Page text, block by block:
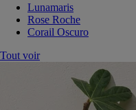
Lunamaris
Rose Roche
Corail Oscuro
Tout voir